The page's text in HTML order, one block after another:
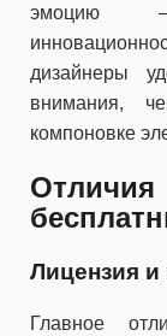
эмоцию —
дизайнеры
внимания,
компоновке
Лицензия и
Главное